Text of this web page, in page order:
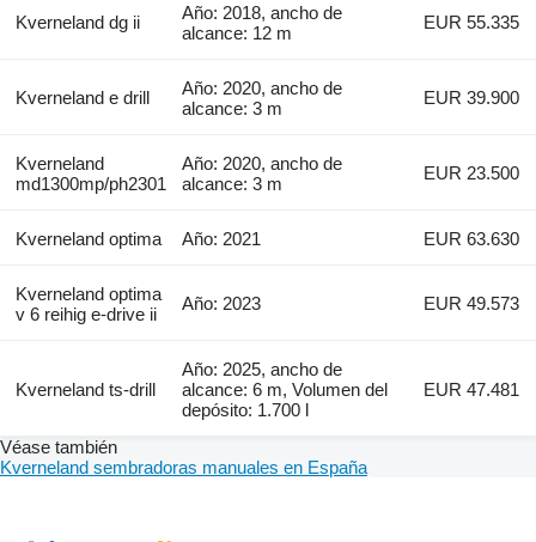
Kverneland dg ii
Año: 2018, ancho de
alcance: 12 m
EUR 55.335
Kverneland e drill
Año: 2020, ancho de
alcance: 3 m
EUR 39.900
Kverneland
md1300mp/ph2301
Año: 2020, ancho de
alcance: 3 m
EUR 23.500
Kverneland optima Año: 2021 EUR 63.630
Kverneland optima
v 6 reihig e-drive ii
Año: 2023 EUR 49.573
Kverneland ts-drill
Año: 2025, ancho de
alcance: 6 m, Volumen del
depósito: 1.700 l
EUR 47.481
Véase también
Kverneland sembradoras manuales en España